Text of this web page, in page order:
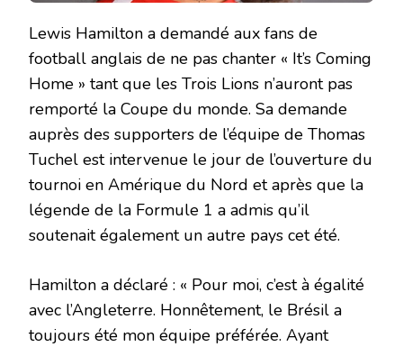
Lewis Hamilton a demandé aux fans de
football anglais de ne pas chanter « It’s Coming
Home » tant que les Trois Lions n’auront pas
remporté la Coupe du monde. Sa demande
auprès des supporters de l’équipe de Thomas
Tuchel est intervenue le jour de l’ouverture du
tournoi en Amérique du Nord et après que la
légende de la Formule 1 a admis qu’il
soutenait également un autre pays cet été.
Hamilton a déclaré : « Pour moi, c’est à égalité
avec l’Angleterre. Honnêtement, le Brésil a
toujours été mon équipe préférée. Ayant